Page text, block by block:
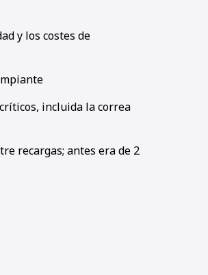
y los costes de
incluida la correa
recargas; antes era de 2